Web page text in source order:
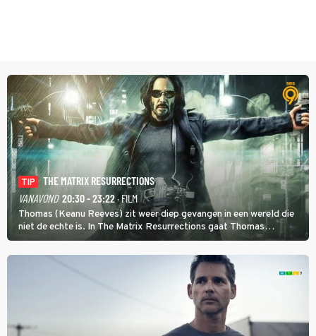
TIP
THE MATRIX RESURRECTIONS
VANAVOND 20:30 - 23:22· FILM
Thomas (Keanu Reeves) zit weer diep gevangen in een wereld die
niet de echte is. In The Matrix Resurrections gaat Thomas
proberen uit deze schijnwereld te ontsnappen.